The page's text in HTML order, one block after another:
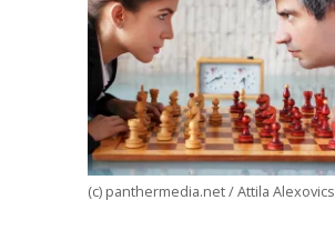
(c) panthermedia.net / Attila Alexovics